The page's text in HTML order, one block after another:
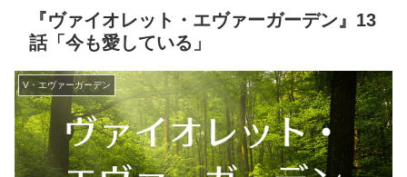
『ヴァイオレット・エヴァーガーデン』13
話「今も愛している」
V・エヴァーガーデン